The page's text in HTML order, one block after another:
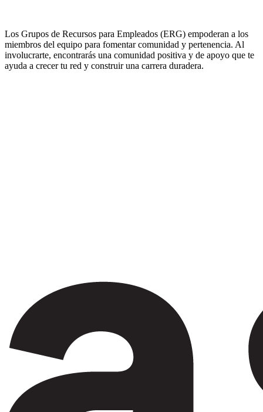
Los Grupos de Recursos para Empleados (ERG) empoderan a los
miembros del equipo para fomentar comunidad y pertenencia. Al
involucrarte, encontrarás una comunidad positiva y de apoyo que te
ayuda a crecer tu red y construir una carrera duradera.